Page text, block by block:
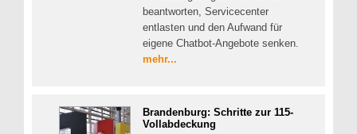
beantworten, Servicecenter
entlasten und den Aufwand für
eigene Chatbot-Angebote senken.
mehr...
Brandenburg: Schritte zur 115-
Vollabdeckung